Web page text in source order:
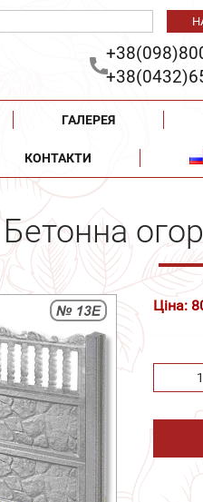
ГАЛЕРЕЯ
КОНТАКТИ
Бетонна
Ціна: